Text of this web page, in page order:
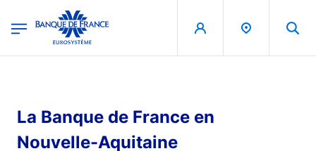
Banque de France - Menu Principal
La Banque de France en
Nouvelle-Aquitaine